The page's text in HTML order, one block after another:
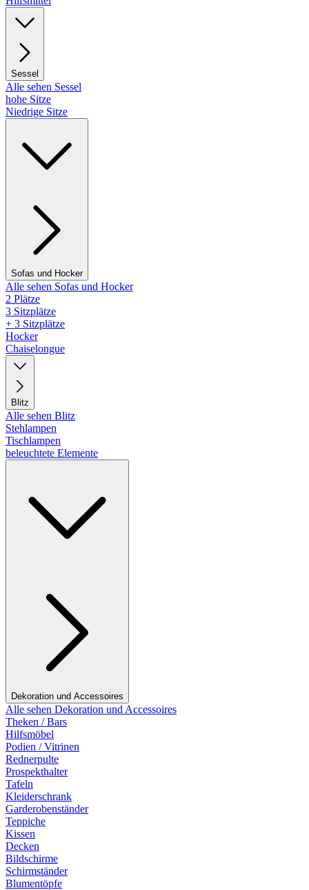
Sessel
Alle sehen Sessel
hohe Sitze
Niedrige Sitze
Sofas und Hocker
Alle sehen Sofas und Hocker
2 Plätze
3 Sitzplätze
+ 3 Sitzplätze
Hocker
Chaiselongue
Blitz
Alle sehen Blitz
Stehlampen
Tischlampen
beleuchtete Elemente
Dekoration und Accessoires
Alle sehen Dekoration und Accessoires
Theken / Bars
Hilfsmöbel
Podien / Vitrinen
Rednerpulte
Prospekthalter
Tafeln
Kleiderschrank
Garderobenständer
Teppiche
Kissen
Decken
Bildschirme
Schirmständer
Blumentöpfe